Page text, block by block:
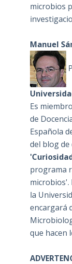
microbios
Manuel
Es
de
Española
del blog de
programa
microbios'.
la
encargará
que hacen